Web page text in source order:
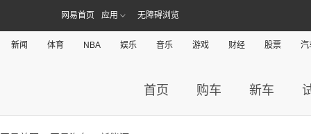
网易首页 应用 无障碍浏览
新闻 体育 NBA 娱乐 音乐 游戏 财经 股票 汽
首页 购车 新车